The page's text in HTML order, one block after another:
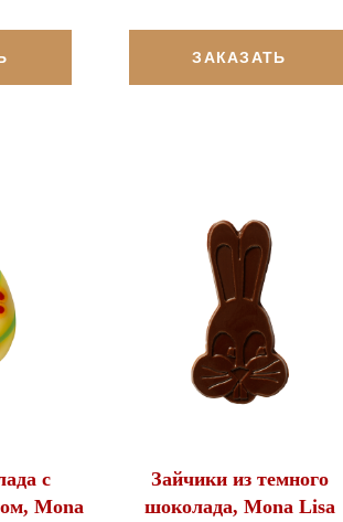
ЗАКАЗАТЬ
с
Mona
Зайчики из темного
шоколада, Mona Lisa